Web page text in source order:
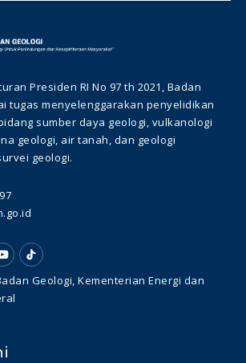
Presiden RI No 97 th 2021, Badan
tugas menyelenggarakan penyelidikan
sumber daya geologi, vulkanologi
geologi, air tanah, dan geologi
geologi.
Geologi, Kementerian Energi dan